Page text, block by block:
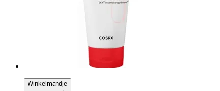
Winkelmandje